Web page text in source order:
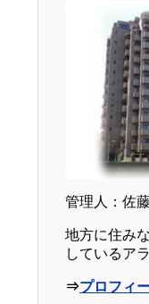
管理人：佐
地方に住み
しているア
⇒プロフィ